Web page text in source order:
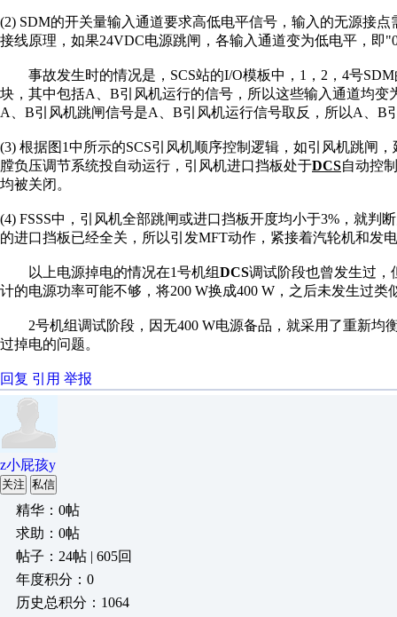
(2) SDM的开关量输入通道要求高低电平信号，输入的无源接点
接线原理 ，如果24VDC电源跳闸，各输入通道变为低电平，即
事故发生时的情况是， SCS站的I/O模板中， 1 ， 2 ， 4号SDM
块，其中包括A B引风机运行的信号，所以这些输入通道均变
A
B引风机跳闸信号是A B引风机运行信号取反， 所以A B
(3) 根据图1中所示的SCS引风机顺序控制逻辑， 如引风机跳闸，
膛负压调节系统投自动运行，引风机进口挡板处于DCS自动控
均被关闭。
(4) FSSS中，引风机全部跳闸或进口挡板开度均小于3% ，就判
的进口挡板已经全关，所以引发MFT动作，紧接着汽轮机和发
以上电源掉电的情况在1号机组DCS调试阶段也曾发生过，
计的电源功率可能不够， 将200 W换成400 W ，之后未发生过类
2号机组调试阶段，因无400 W电源备品，就采用了重新均
过掉电的问题。
回复 引用 举报
z小屁孩y
关注 私信
精华：0帖
求助：0帖
帖子：24帖 | 605回
年度积分：0
历史总积分：1064